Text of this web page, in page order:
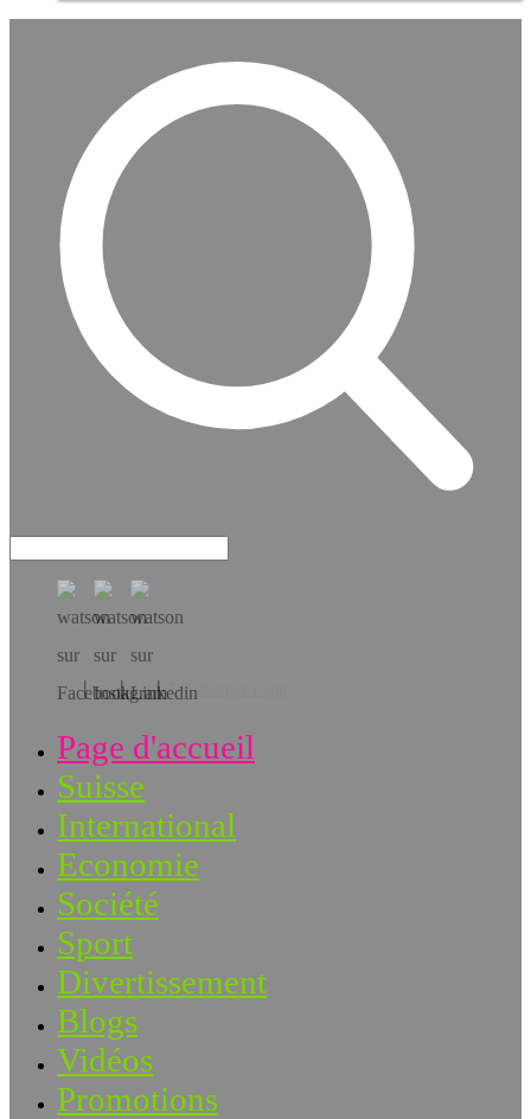
Téléchargez l’app!
Page d'accueil
Suisse
International
Economie
Société
Sport
Divertissement
Blogs
Vidéos
Promotions